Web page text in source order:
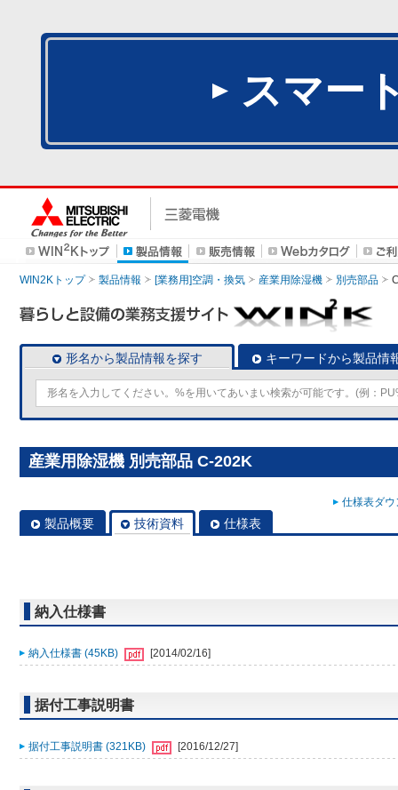
スマー
WIN2Kトップ 製品情報 [業務用]空調・換気 産業用除湿機 別売部品
形名から製品情報を探す キーワードから製品情
産業用除湿機 別売部品 C-202K
仕様表ダ
製品概要 技術資料 仕様表
納入仕様書
納入仕様書 (45KB) [2014/02/16]
据付工事説明書
据付工事説明書 (321KB) [2016/12/27]